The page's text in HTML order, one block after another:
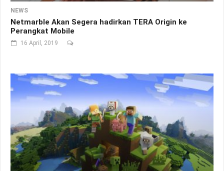
NEWS
Netmarble Akan Segera hadirkan TERA Origin ke
Perangkat Mobile
16 April, 2019